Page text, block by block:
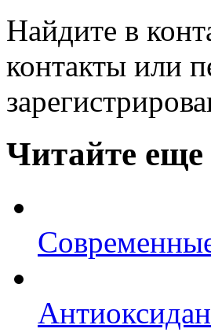
Найдите в
контакты или
Читайте еще